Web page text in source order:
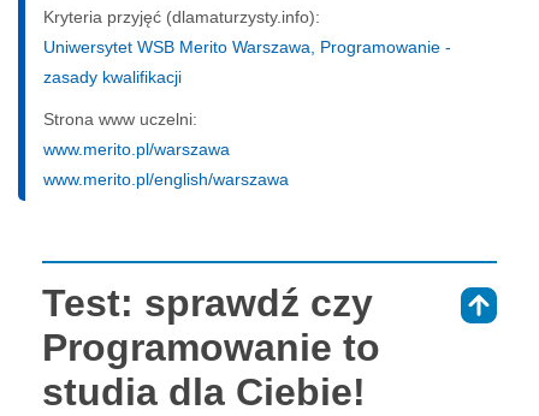
Kryteria przyjęć (dlamaturzysty.info):
Uniwersytet WSB Merito Warszawa, Programowanie -
zasady kwalifikacji
Strona www uczelni:
www.merito.pl/warszawa
www.merito.pl/english/warszawa
Test: sprawdź czy
Programowanie to
studia dla Ciebie!